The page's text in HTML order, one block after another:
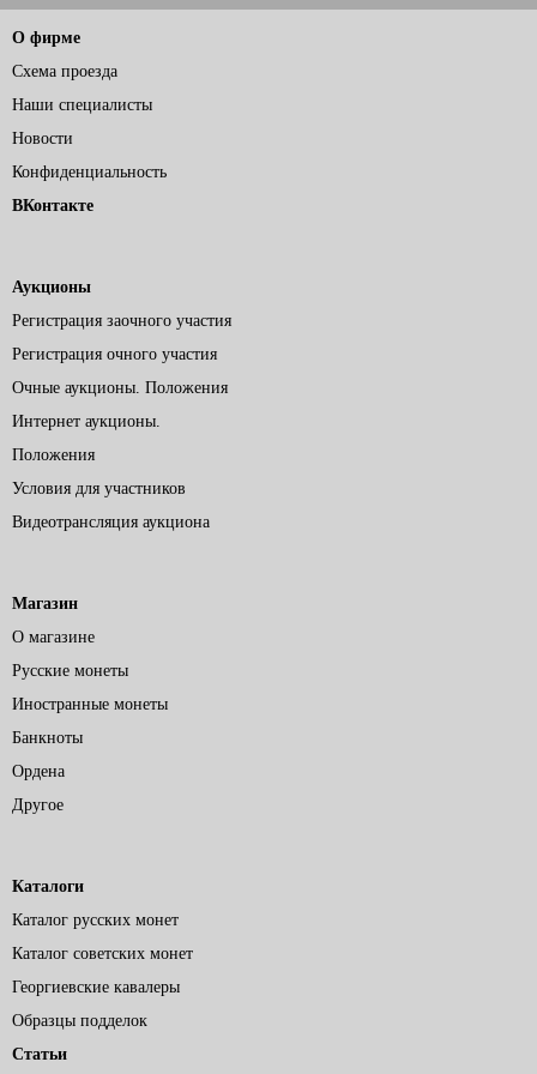
О фирме
Схема проезда
Наши специалисты
Новости
Конфиденциальность
ВКонтакте
Аукционы
Регистрация заочного участия
Регистрация очного участия
Очные аукционы. Положения
Интернет аукционы.
Положения
Условия для участников
Видеотрансляция аукциона
Магазин
О магазине
Русские монеты
Иностранные монеты
Банкноты
Ордена
Другое
Каталоги
Каталог русских монет
Каталог советских монет
Георгиевские кавалеры
Образцы подделок
Статьи